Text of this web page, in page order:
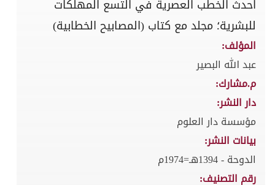
احدث الخطب العصرية في التسع المهلكات
للبشرية؛ مجلد مع كتاب (المصابيح الخطابية)
المؤلف:
عبد الله البصير
م.مشارك:
دار النشر:
مؤسسة دار العلوم
بيانات النشر:
الدوحة - 1394هـ=1974م
رقم التصنيف: